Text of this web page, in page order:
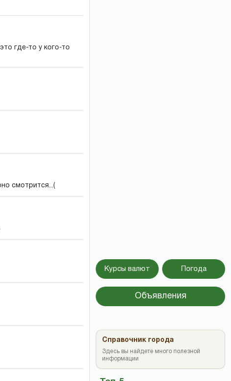
где-то у кого-то
смотрится...(
Курсы валют Погода
Объявления
Справочник города
Здесь вы найдете много полезной
информации